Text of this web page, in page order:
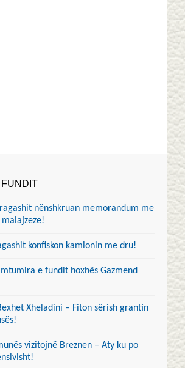
nënshkruan memorandum me
konfiskon kamionin me dru!
e fundit hoxhës Gazmend
Xheladini – Fiton sërish grantin
vizitojnë Breznen – Aty ku po